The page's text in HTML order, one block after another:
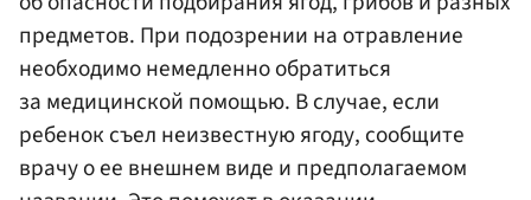
предметов. При подозрении на отравление
необходимо немедленно обратиться
за медицинской помощью. В случае, если
ребенок съел неизвестную ягоду, сообщите
врачу о ее внешнем виде и предполагаемом